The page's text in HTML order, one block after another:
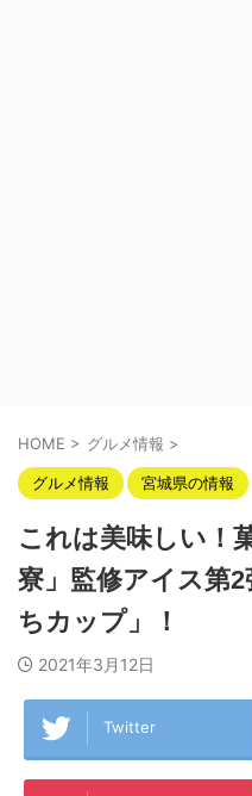
HOME > グルメ情報 >
グルメ情報 宮城県の情報
これは美味しい！
寮」監修アイス第
ちカップ」！
2021年3月12日
Twitter